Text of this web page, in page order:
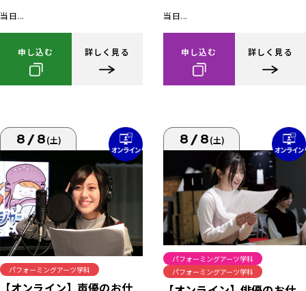
当日...
申し込む 詳しく見る
当日...
申し込む 詳しく見る
8/8(土)
パフォーミングアーツ学科
【オンライン】声優のお仕
8/8(土)
パフォーミングアーツ学科
パフォーミングアーツ学科